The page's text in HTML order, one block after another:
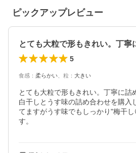
ピックアップレビュー
5
食感 ： 柔らかい 粒 ： 大きい
とても大粒で形もきれい。丁寧に詰
白干しとうす味の詰め合わせを購入
てますがうす味でもしっかり"梅干
す。